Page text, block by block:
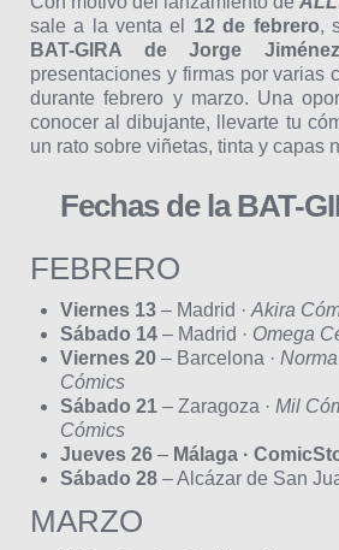
sale a la venta el 12 de febrero,
BAT-GIRA de Jorge Jiménez
presentaciones y firmas por varias
durante febrero y marzo. Una
conocer al dibujante, llevarte tu
un rato sobre viñetas, tinta y capas
Fechas de la BAT-
FEBRERO
Viernes 13 – Madrid · Akira
Sábado 14 – Madrid · Omega
Viernes 20 – Barcelona ·
Cómics
Sábado 21 – Zaragoza · Mil
Cómics
Jueves 26 – Málaga ·
Sábado 28 – Alcázar de San
MARZO